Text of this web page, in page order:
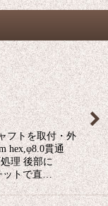
フトを取付・外
hex,φ8.0貫通
理 後部に
ットで直…